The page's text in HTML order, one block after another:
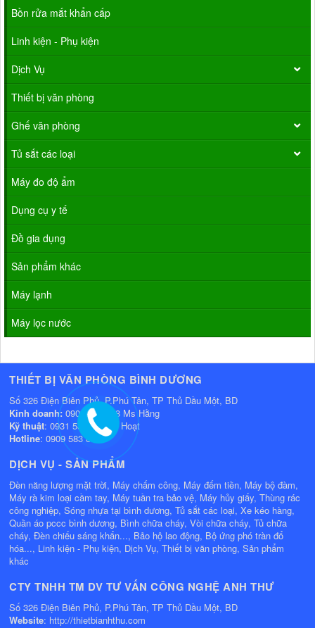
Bồn rửa mắt khẩn cấp
Linh kiện - Phụ kiện
Dịch Vụ
Thiết bị văn phòng
Ghế văn phòng
Tủ sắt các loại
Máy đo độ ẩm
Dụng cụ y tế
Đồ gia dụng
Sản phẩm khác
Máy lạnh
Máy lọc nước
THIẾT BỊ VĂN PHÒNG BÌNH DƯƠNG
Số 326 Điện Biên Phủ, P.Phú Tân, TP Thủ Dầu Một, BD
Kinh doanh: 0909 583 808 Ms Hằng
Kỹ thuật: 0931 531 808 Mr Hoạt
Hotline: 0909 583 808
DỊCH VỤ - SẢN PHẨM
Đèn năng lượng mặt trời, Máy chấm công, Máy đếm tiền, Máy bộ đàm,
Máy rà kim loại cầm tay, Máy tuần tra bảo vệ, Máy hủy giấy, Thùng rác
công nghiệp, Sóng nhựa tại bình dương, Tủ sắt các loại, Xe kéo hàng,
Quần áo pccc bình dương, Bình chữa cháy, Vòi chữa cháy, Tủ chữa
cháy, Đèn chiếu sáng khẩn..., Bảo hộ lao động, Bộ ứng phó tràn đổ
hóa..., Linh kiện - Phụ kiện, Dịch Vụ, Thiết bị văn phòng, Sản phẩm
khác
CTY TNHH TM DV TƯ VẤN CÔNG NGHỆ ANH THƯ
Số 326 Điện Biên Phủ, P.Phú Tân, TP Thủ Dầu Một, BD
Website: http://thietbianhthu.com